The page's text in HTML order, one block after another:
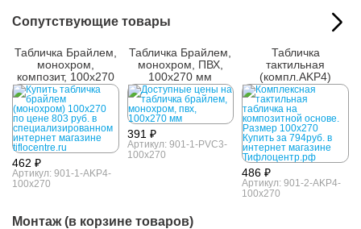
Сопутствующие товары
Табличка Брайлем,
монохром,
композит, 100х270
мм
462 ₽
Артикул: 901-1-AKP4-
100x270
Табличка Брайлем,
монохром, ПВХ,
100х270 мм
391 ₽
Артикул: 901-1-PVC3-
100x270
Табличка
тактильная
(компл.AKP4)
100x270
486 ₽
Артикул: 901-2-AKP4-
100x270
Монтаж (в корзине товаров)